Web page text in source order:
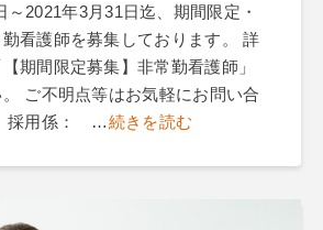
～2021年3月31日迄、期間限定・
看護師を募集しております。 詳
期間限定募集】非常勤看護師」
ご不明点等はお気軽にお問い合
採用係： …続きを読む